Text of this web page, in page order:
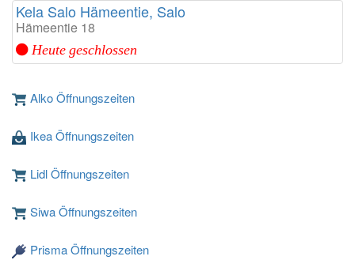
Kela Salo Hämeentie, Salo
Hämeentie 18
Heute geschlossen
Alko Öffnungszeiten
Ikea Öffnungszeiten
Lidl Öffnungszeiten
Siwa Öffnungszeiten
Prisma Öffnungszeiten